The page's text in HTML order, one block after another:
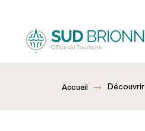
Accueil Découvrir